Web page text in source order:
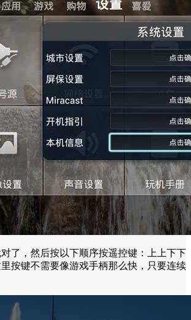
了，然后按以下顺序按遥控键：上上下下
按键不需要像游戏手柄那么快，只要连续